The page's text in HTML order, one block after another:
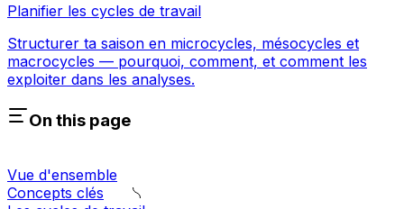
Planifier les cycles de travail
Structurer ta saison en microcycles, mésocycles et
macrocycles — pourquoi, comment, et comment les
exploiter dans les analyses.
On this page
Vue d'ensemble
Concepts clés